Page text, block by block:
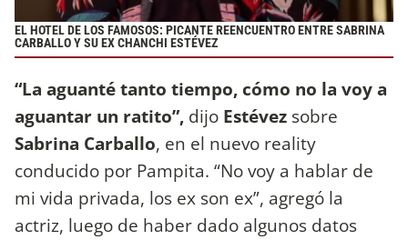
EL HOTEL DE LOS FAMOSOS: PICANTE REENCUENTRO ENTRE SABRINA
CARBALLO Y SU EX CHANCHI ESTÉVEZ
“La aguanté tanto tiempo, cómo no la voy a
aguantar un ratito”, dijo Estévez sobre
Sabrina Carballo, en el nuevo reality
conducido por Pampita. “No voy a hablar de
mi vida privada, los ex son ex”, agregó la
actriz, luego de haber dado algunos datos